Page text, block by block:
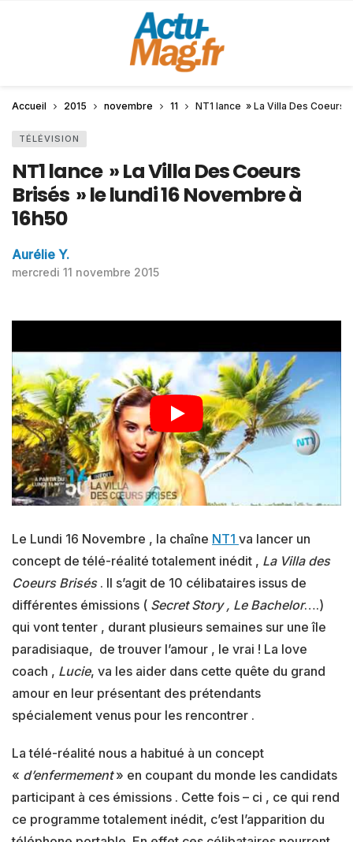
Accueil 2015 novembre 11 NT1 lance » La Villa Des Coeurs
TÉLÉVISION
NT1 lance » La Villa Des Coeurs
Brisés » le lundi 16 Novembre à
16h50
Aurélie Y.
mercredi 11 novembre 2015
Le Lundi 16 Novembre , la chaîne NT1 va lancer un
concept de télé-réalité totalement inédit , La Villa des
Coeurs Brisés . Il s’agit de 10 célibataires issus de
différentes émissions ( Secret Story , Le Bachelor….)
qui vont tenter , durant plusieurs semaines sur une île
paradisiaque, de trouver l’amour , le vrai ! La love
coach , Lucie, va les aider dans cette quête du grand
amour en leur présentant des prétendants
spécialement venus pour les rencontrer .
La télé-réalité nous a habitué à un concept
« d’enfermement» en coupant du monde les candidats
participant à ces émissions . Cette fois – ci , ce qui rend
ce programme totalement inédit, c’est l’apparition du